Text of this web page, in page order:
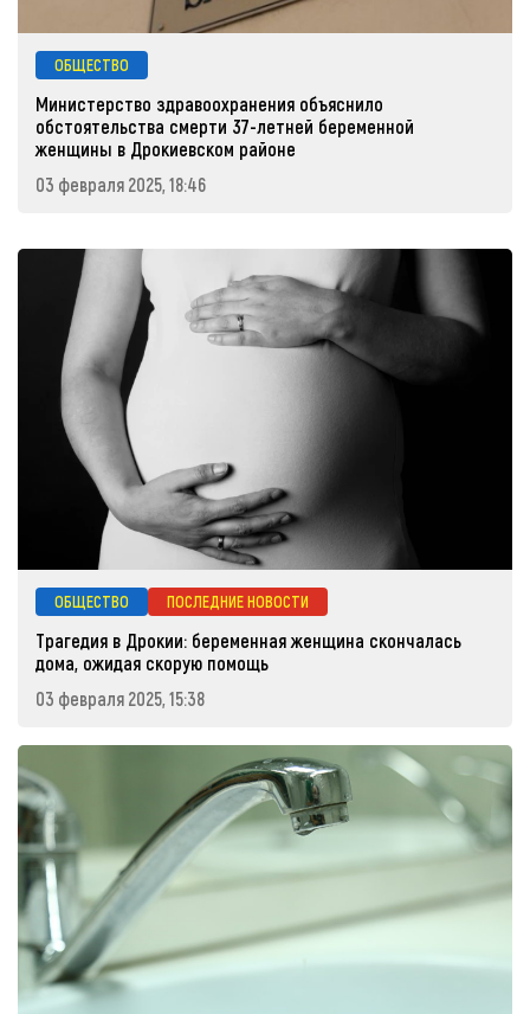
ОБЩЕСТВО
Министерство здравоохранения объяснило
обстоятельства смерти 37-летней беременной
женщины в Дрокиевском районе
03 февраля 2025, 18:46
ОБЩЕСТВО ПОСЛЕДНИЕ НОВОСТИ
Трагедия в Дрокии: беременная женщина скончалась
дома, ожидая скорую помощь
03 февраля 2025, 15:38